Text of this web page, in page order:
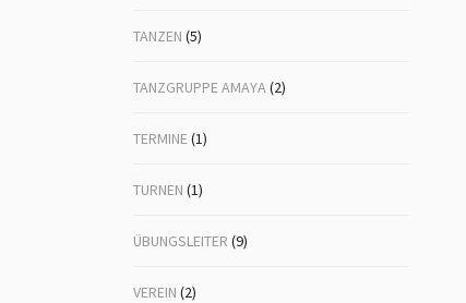
TANZEN (5)
TANZGRUPPE AMAYA(2)
TERMINE(1)
TURNEN (1)
ÜBUNGSLEITER (9)
VEREIN (2)